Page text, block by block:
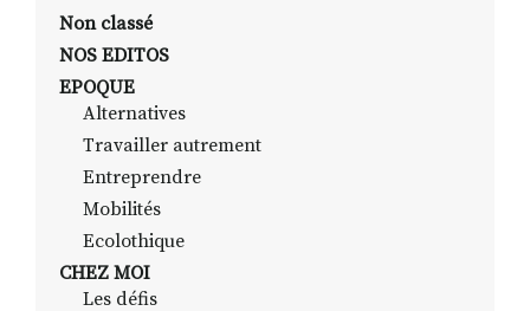
ROSÉE DE MAI
RECHERCHER
Non classé
NOS EDITOS
EPOQUE
Alternatives
Travailler autrement
Entreprendre
Mobilités
Ecolothique
CHEZ MOI
Les défis